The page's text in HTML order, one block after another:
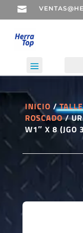

INICIO /
ROSCADO/
W1″ X 8 (JGO